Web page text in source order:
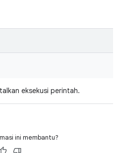
eksekusi perintah.
ini membantu?